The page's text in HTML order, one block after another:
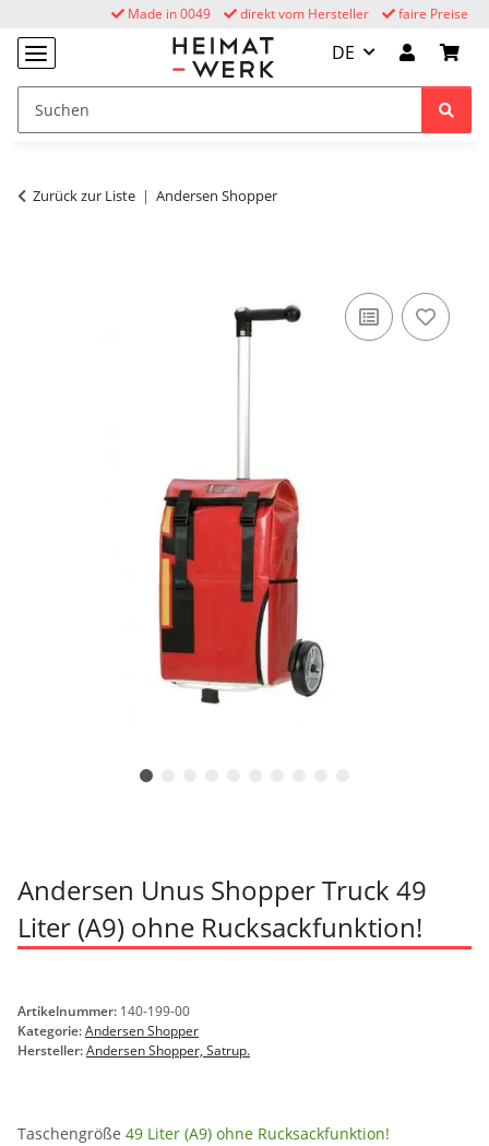
faire Preise
direkt vom Hersteller
Made in 0049
DE
Zurück zur Liste Andersen Shopper
Andersen Unus Shopper Truck 49
Liter (A9) ohne Rucksackfunktion!
Artikelnummer: 140-199-00
Kategorie:Andersen Shopper
Hersteller:Andersen Shopper, Satrup.
Taschengröße 49 Liter (A9) ohne Rucksackfunktion!